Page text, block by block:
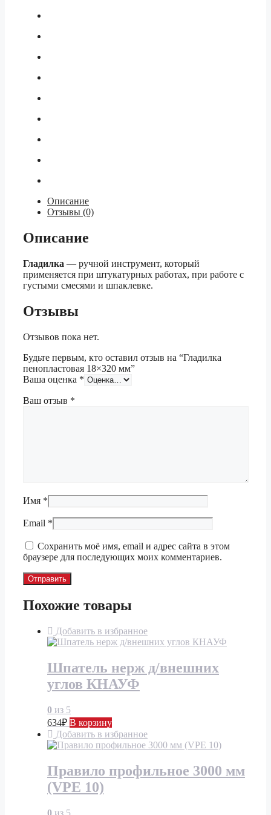
Описание
Отзывы (0)
Описание
Гладилка — ручной инструмент, который
применяется при штукатурных работах, при работе с
густыми смесями и шпаклевке.
Отзывы
Отзывов пока нет.
Будьте первым, кто оставил отзыв на “Гладилка
пенопластовая 18×320 мм”
Ваша оценка *
Ваш отзыв *
Имя *
Email *
Сохранить моё имя, email и адрес сайта в этом
браузере для последующих моих комментариев.
Похожие товары
Добавить в избранное
Шпатель нерж д/внешних
углов КНАУФ
0 из 5
634₽ В корзину
Добавить в избранное
Правило профильное 3000 мм
(VPE 10)
0 из 5